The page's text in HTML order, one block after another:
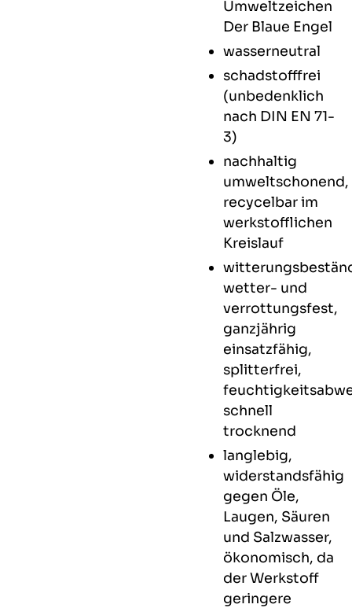
Umweltzeichen
Der Blaue Engel
wasserneutral
schadstofffrei
(unbedenklich
nach DIN EN 71-
3)
nachhaltig
umweltschonend,
recycelbar im
werkstofflichen
Kreislauf
wetter- und
verrottungsfest,
ganzjährig
einsatzfähig,
splitterfrei,
schnell
trocknend
langlebig,
widerstandsfähig
gegen Öle,
Laugen, Säuren
und Salzwasser,
ökonomisch, da
der Werkstoff
geringere